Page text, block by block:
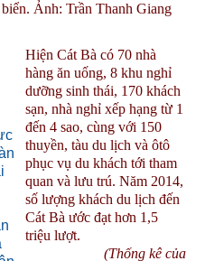
Ảnh: Trần Thanh Giang
Hiện Cát Bà có 70 nhà
hàng ăn uống, 8 khu nghỉ
dưỡng sinh thái, 170 khách
sạn, nhà nghỉ xếp hạng từ 1
đến 4 sao, cùng với 150
thuyền, tàu du lịch và ôtô
phục vụ du khách tới tham
quan và lưu trú. Năm 2014,
số lượng khách du lịch đến
Cát Bà ước đạt hơn 1,5
triệu lượt.
(Thống kê của